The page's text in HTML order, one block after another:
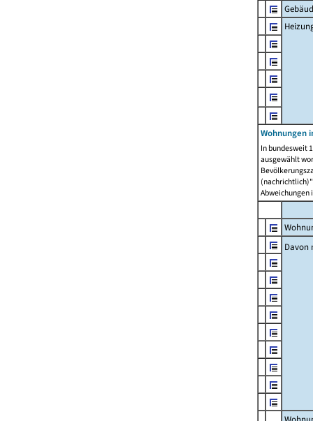
Wohnungen
In bundesweit
ausgewählt
Abweichungen
Davon